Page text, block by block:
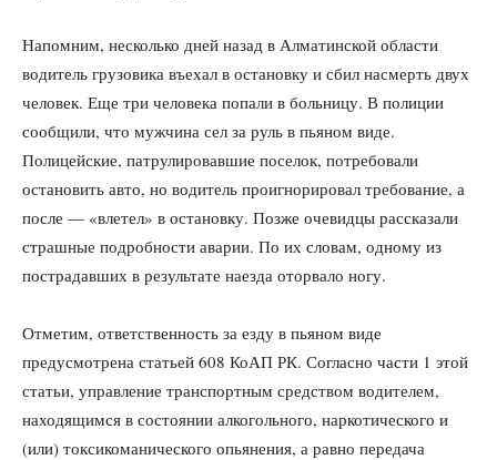
Напомним, несколько дней назад в Алматинской области
водитель грузовика въехал в остановку и сбил насмерть двух
человек. Еще три человека попали в больницу. В полиции
сообщили, что мужчина сел за руль в пьяном виде.
Полицейские, патрулировавшие поселок, потребовали
остановить авто, но водитель проигнорировал требование, а
после — «влетел» в остановку. Позже очевидцы рассказали
страшные подробности аварии. По их словам, одному из
пострадавших в результате наезда оторвало ногу.
Отметим, ответственность за езду в пьяном виде
предусмотрена статьей 608 КоАП РК. Согласно части 1 этой
статьи, управление транспортным средством водителем,
находящимся в состоянии алкогольного, наркотического и
(или) токсикоманического опьянения, а равно передача